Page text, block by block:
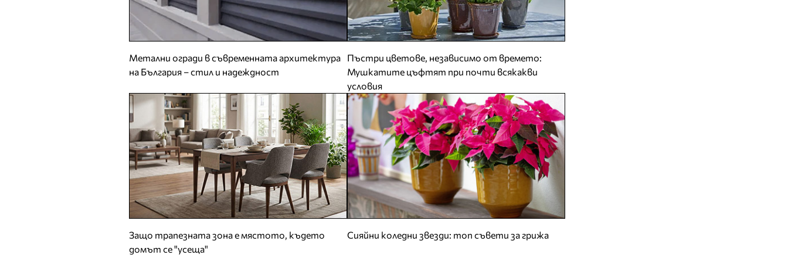
Метални огради в съвременната архитектура
на България – стил и надеждност
Пъстри цветове, независимо от времето:
Мушкатите цъфтят при почти всякакви
условия
Защо трапезната зона е мястото, където
домът се "усеща"
Сияйни коледни звезди: топ съвети за грижа